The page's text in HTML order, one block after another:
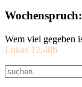
Wochenspruch:
Wem viel gegeben
Lukas 12,48b